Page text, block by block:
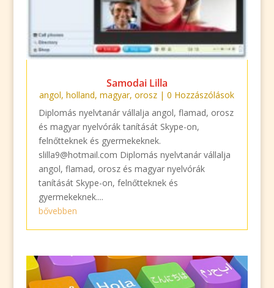
Samodai Lilla
angol,holland,magyar,orosz | 0 Hozzászólások
Diplomás nyelvtanár vállalja angol, flamad, orosz
és magyar nyelvórák tanítását Skype-on,
felnőtteknek és gyermekeknek.
slilla9@hotmail.com Diplomás nyelvtanár vállalja
angol, flamad, orosz és magyar nyelvórák
tanítását Skype-on, felnőtteknek és
gyermekeknek....
bővebben